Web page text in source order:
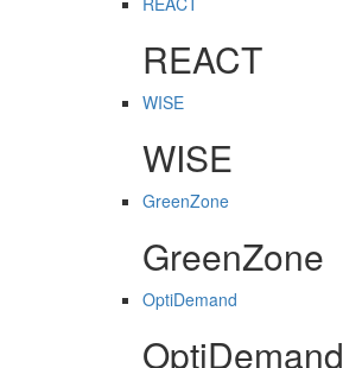
REACT
WISE
WISE
GreenZone
GreenZone
OptiDemand
OptiDemand